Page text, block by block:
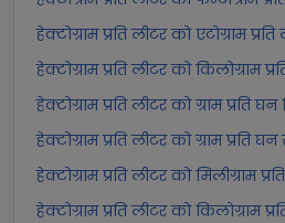
हेक्टोग्राम प्रति लीटर को एटोग्राम
हेक्टोग्राम प्रति लीटर को किलोग्राम
हेक्टोग्राम प्रति लीटर को ग्राम प्रति
हेक्टोग्राम प्रति लीटर को ग्राम प्रति
हेक्टोग्राम प्रति लीटर को मिलीग्राम
हेक्टोग्राम प्रति लीटर को किलोग्राम